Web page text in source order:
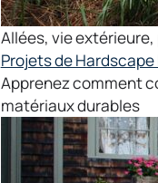
Allées, vie extérieure,
Projets de
Apprenez comment
matériaux durables